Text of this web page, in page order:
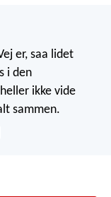
er, saa lidet
i den
ikke vide
sammen.